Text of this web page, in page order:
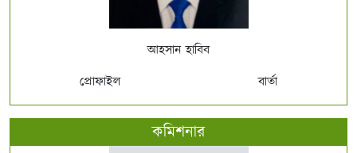
আহসান হাবিব
প্রোফাইল
বার্তা
কমিশনার